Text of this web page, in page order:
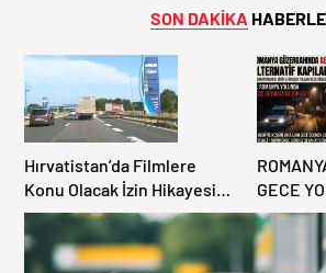
SON DAKİKA
Hırvatistan’da Filmlere
Konu Olacak İzin Hikayesi:
Benzinlikte Eşini Unuttu!
GECE
KAPILAR